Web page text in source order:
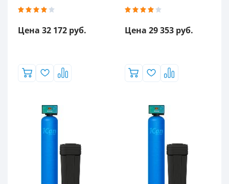
1,5 м³/час
1,7 м³/час
1,8 м³/час
1,9 м³/час
2,0 м³/час
2,4 м³/час
Цена 32 172 руб. Цена 29 353 руб.